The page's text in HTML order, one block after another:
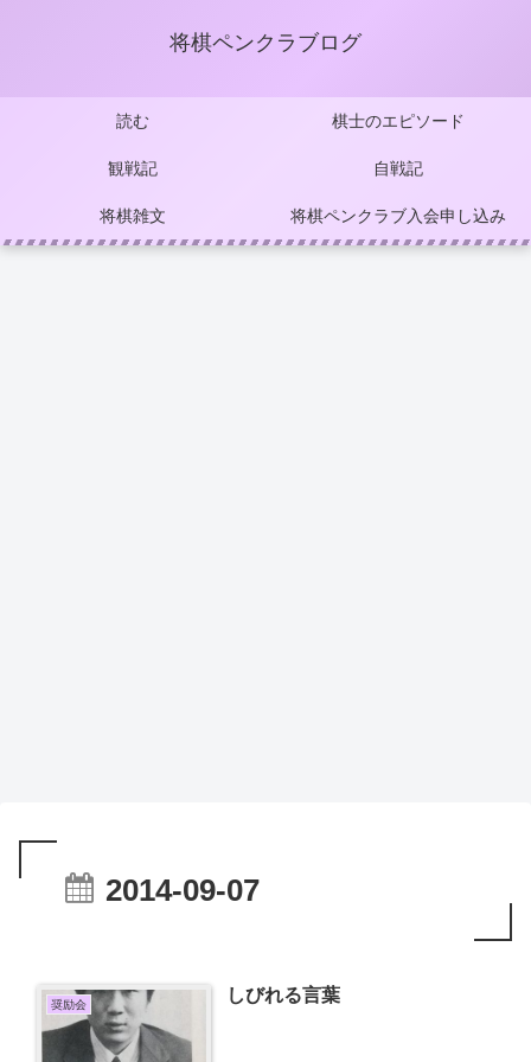
将棋ペンクラブログ
読む 棋士のエピソード
観戦記 自戦記
将棋雑文 将棋ペンクラブ入会申し込み
2014-09-07
奨励会 しびれる言葉